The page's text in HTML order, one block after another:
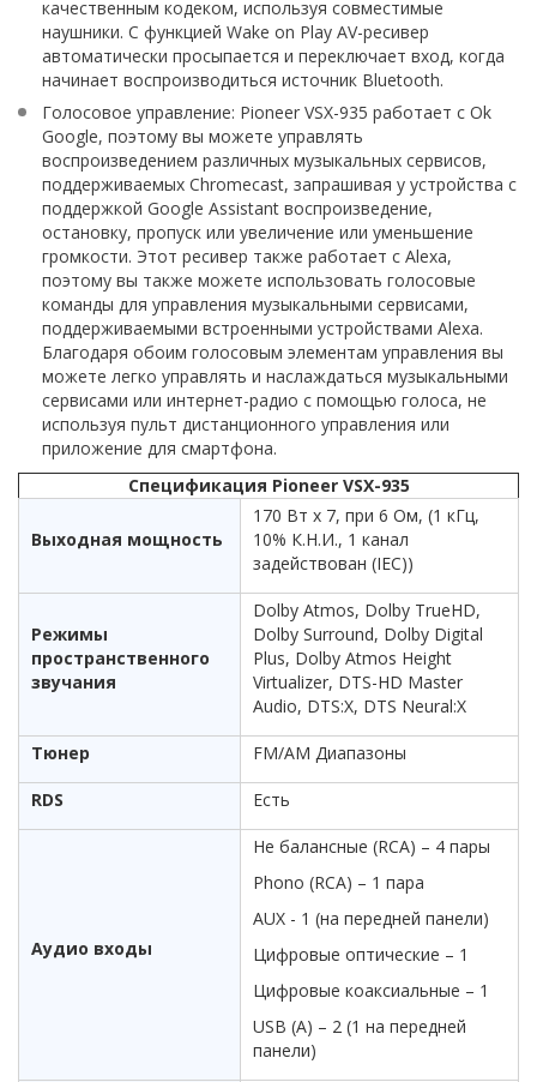
качественным кодеком, используя совместимые
наушники. С функцией Wake on Play AV-ресивер
автоматически просыпается и переключает вход, когда
начинает воспроизводиться источник Bluetooth.
Голосовое управление: Pioneer VSX-935 работает с Ok
Google, поэтому вы можете управлять
воспроизведением различных музыкальных сервисов,
поддерживаемых Chromecast, запрашивая у устройства с
поддержкой Google Assistant воспроизведение,
остановку, пропуск или увеличение или уменьшение
громкости. Этот ресивер также работает с Alexa,
поэтому вы также можете использовать голосовые
команды для управления музыкальными сервисами,
поддерживаемыми встроенными устройствами Alexa.
Благодаря обоим голосовым элементам управления вы
можете легко управлять и наслаждаться музыкальными
сервисами или интернет-радио с помощью голоса, не
используя пульт дистанционного управления или
приложение для смартфона.
Спецификация Pioneer VSX-935
Выходная мощность
170 Вт x 7, при 6 Ом, (1 кГц,
10% К.Н.И., 1 канал
задействован (IEC))
Режимы
пространственного
звучания
Dolby Atmos, Dolby TrueHD,
Dolby Surround, Dolby Digital
Plus, Dolby Atmos Height
Virtualizer, DTS-HD Master
Audio, DTS:X, DTS Neural:X
Тюнер FM/AM Диапазоны
RDS Есть
Аудио входы
Не балансные (RCA) – 4 пары
Phono (RCA) – 1 пара
AUX - 1 (на передней панели)
Цифровые оптические – 1
Цифровые коаксиальные – 1
USB (A) – 2 (1 на передней
панели)